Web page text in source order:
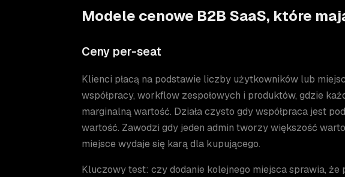
Modele cenowe B2B SaaS, które
Ceny per-seat
Klienci płacą na podstawie liczby użytkowników lub
współpracy, workflow zespołowych i produktów, gdzie
marginalną wartość. Działa czysto gdy współpraca jest
wartość. Zawodzi gdy jeden admin tworzy większość
miejsce wydaje się karą dla kupującego.
Kluczowy test: czy dodanie kolejnego miejsca sprawia,